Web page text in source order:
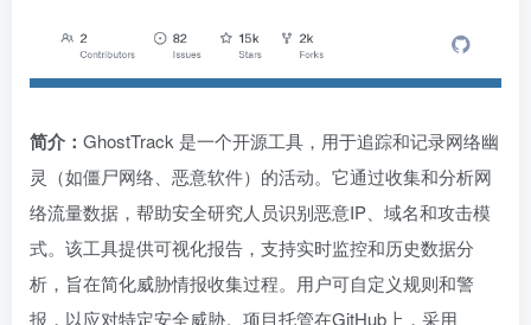
简介： GhostTrack 是一个开源工具，用于追踪和记录网络幽
灵（如僵尸网络、恶意软件）的活动。它通过收集和分析网
络流量数据，帮助安全研究人员识别恶意IP、域名和攻击模
式。该工具提供可视化报告，支持实时监控和历史数据分
析，旨在简化威胁情报收集过程。用户可自定义规则和警
报，以应对特定安全威胁。项目托管在GitHub上，采用